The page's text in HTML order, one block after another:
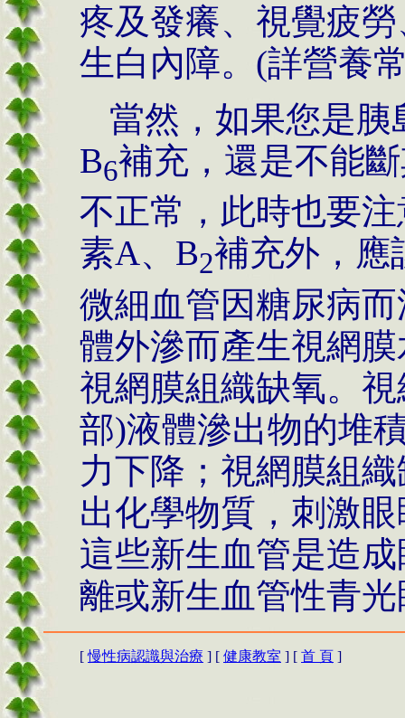
疼及發癢、視覺疲
生白內障。(詳營養
當然，如果您是
B6補充，還是不能
不正常，此時也要
素A、B2補充外，應
微細血管因糖尿病
體外滲而產生視網
視網膜組織缺氧。
部)液體滲出物的堆
力下降；視網膜組
出化學物質，刺激
這些新生血管是造
離或新生血管性青
[慢性病認識與治療 ] [ 健康教室 ] [ 首 頁 ]